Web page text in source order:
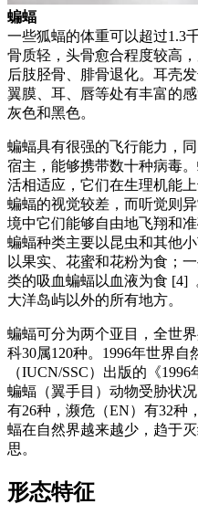
蝙蝠
一些狐蝠的体重可以超过1.3
骨质轻，头骨愈合程度较高
后肢胫骨、腓骨退化。耳壳
翼膜、耳、唇等处有丰富的
灰色和黑色。
蝙蝠具有很强的飞行能力，
宿主，能够携带数十种病毒
活相适应，它们在生理机能
蝙蝠的视觉较差，而听觉则
境中它们能够自由地飞翔和
蝙蝠种类主要以昆虫和其他
以果实、花蜜和花粉为食；
类的吸血蝙蝠以血液为食 [4]
大洋岛屿以外的所有地方。
蝙蝠可分为两个亚目，全世
科30属120种。1996年世界
（IUCN/SSC）出版的《
蝙蝠（翼手目）动物受胁状
有26种，濒危（EN）有32种
蝠在自然界越来越少，趋于
思。
形态特征